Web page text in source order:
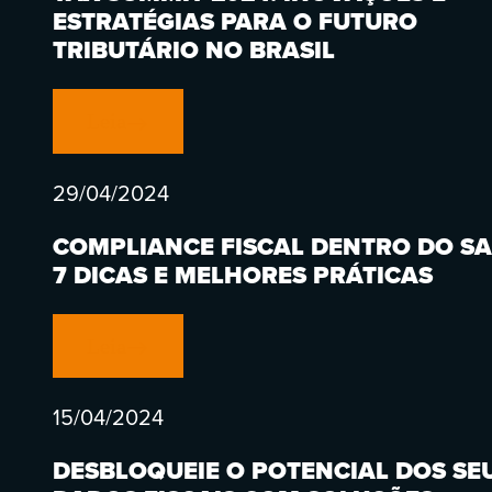
ESTRATÉGIAS PARA O FUTURO
TRIBUTÁRIO NO BRASIL
29/04/2024
COMPLIANCE FISCAL DENTRO DO
7 DICAS E MELHORES PRÁTICAS
15/04/2024
DESBLOQUEIE O POTENCIAL DOS